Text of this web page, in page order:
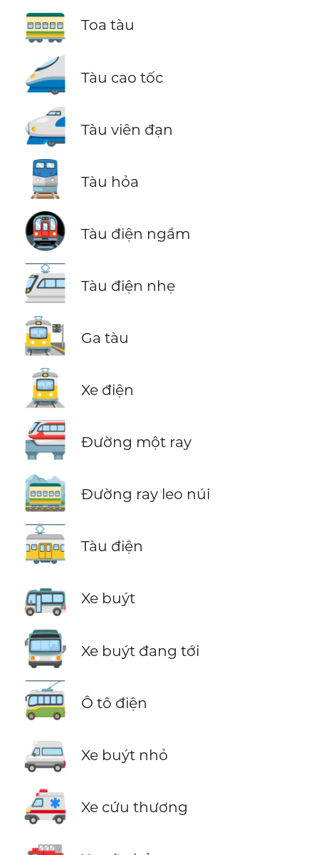
🚃 Toa tàu
🚄 Tàu cao tốc
🚅 Tàu viên đạn
🚆 Tàu hỏa
🚇 Tàu điện ngầm
🚈 Tàu điện nhẹ
🚉 Ga tàu
🚊 Xe điện
🚝 Đường một ray
🚞 Đường ray leo núi
🚋 Tàu điện
🚌 Xe buýt
🚍 Xe buýt đang tới
🚎 Ô tô điện
🚐 Xe buýt nhỏ
🚑 Xe cứu thương